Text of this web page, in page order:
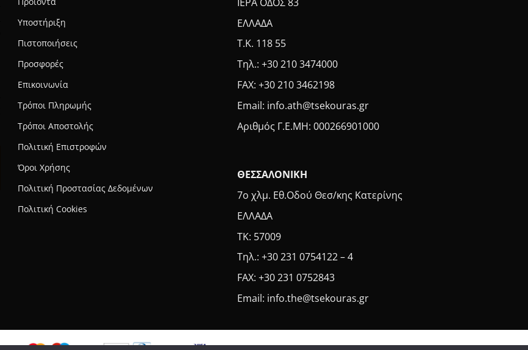
Υποστήριξη
Πιστοποιήσεις
Προσφορές
Επικοινωνία
Τρόποι Πληρωμής
Τρόποι Αποστολής
Πολιτική Επιστροφών
Όροι Χρήσης
Πολιτική Προστασίας Δεδομένων
Πολιτική Cookies
ΕΛΛΑΔΑ
Τ.Κ. 118 55
Τηλ.: +30 210 3474000
FAX: +30 210 3462198
Email: info.ath@tsekouras.gr
Αριθμός Γ.Ε.MH: 000266901000
ΘΕΣΣΑΛΟΝΙΚΗ
7ο χλμ. Εθ.Οδού Θεσ/κης Κατερίνης
ΕΛΛΑΔΑ
ΤΚ: 57009
Τηλ.: +30 231 0754122 – 4
FAX: +30 231 0752843
Email: info.the@tsekouras.gr